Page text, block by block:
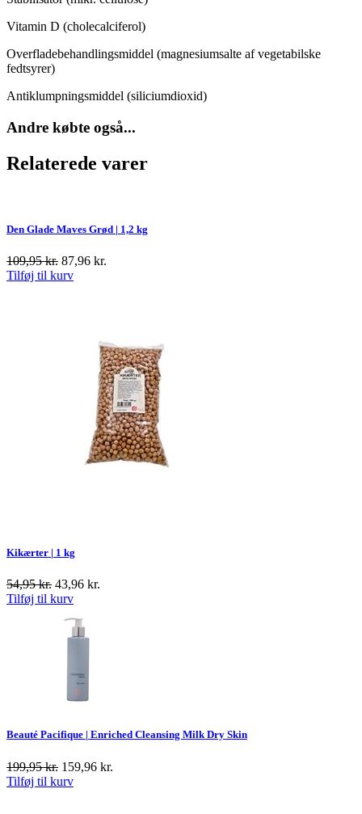
Vitamin D (cholecalciferol)
Overfladebehandlingsmiddel (magnesiumsalte af vegetabilske
fedtsyrer)
Antiklumpningsmiddel (siliciumdioxid)
Andre købte også...
Relaterede varer
Den Glade Maves Grød | 1,2 kg
109,95kr. 87,96 kr.
Tilføj til kurv
Kikærter | 1 kg
54,95kr. 43,96 kr.
Tilføj til kurv
Beauté Pacifique | Enriched Cleansing Milk Dry Skin
199,95kr. 159,96 kr.
Tilføj til kurv